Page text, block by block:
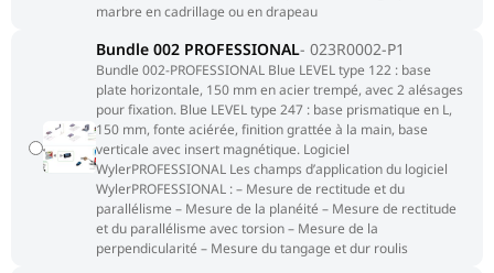
marbre en cadrillage ou en drapeau
Bundle 002 PROFESSIONAL 023R0002-P1
Bundle 002-PROFESSIONAL Blue LEVEL type 122 : base
plate horizontale, 150 mm en acier trempé, avec 2 alésages
pour fixation. Blue LEVEL type 247 : base prismatique en L,
150 mm, fonte aciérée, finition grattée à la main, base
verticale avec insert magnétique. Logiciel
WylerPROFESSIONAL Les champs d’application du logiciel
WylerPROFESSIONAL : – Mesure de rectitude et du
parallélisme – Mesure de la planéité – Mesure de rectitude
et du parallélisme avec torsion – Mesure de la
perpendicularité – Mesure du tangage et dur roulis